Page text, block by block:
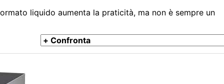
liquido aumenta la praticità, ma non è sempre un